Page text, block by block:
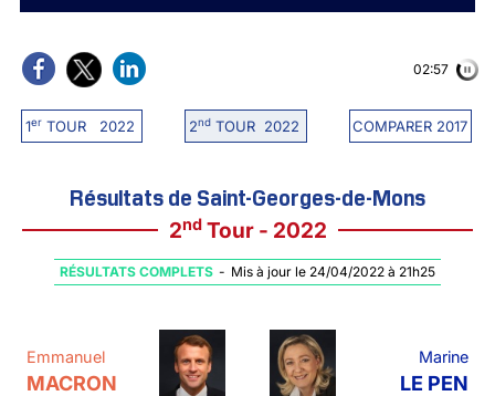
1erTOUR 2022 2ndTOUR 2022 COMPARER 2017
02:56
Résultats de Saint-Georges-de-Mons
2ndTour - 2022
RÉSULTATS COMPLETS - Mis à jour le 24/04/2022 à 21h25
Emmanuel
MACRON
Marine
LE PEN